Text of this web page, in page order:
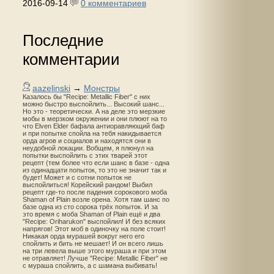
2016-09-14 0 комментариев
Последние
комментарии
aazelinski → Монстры
Казалось бы "Recipe: Metallic Fiber" с них
можно быстро выспойлить... Высокий шанс...
Но это - теоретически. А на деле это мерзкие
мобы в мерзком окружении и они плюют на то
что Elven Elder бафала антиоравляющий баф
и при попытке спойла на тебя накидывается
орда агров и социалов и находятся они в
неудобной локации. Вобщем, я плюнул на
попытки выспойлить с этих тварей этот
рецепт (тем более что если шанс в базе - одна
из одинадцати попыток, то это не значит так и
будет! Может и с сотни попыток не
выспойлиться! Корейский рандом! Выбил
рецепт где-то после падения сорокового моба
Shaman of Plain возле орена. Хотя там шанс по
базе одна из сто сорока трёх попыток. И за
это время с моба Shaman of Plain ещё и два
"Recipe: Oriharukon" выспойлил! И без всяких
напрягов! Этот моб в одиночку на поле стоит!
Никакая орда мурашей вокруг него его
спойлить и бить не мешает! И он всего лишь
на три левела выше этого мураша и при этом
не отравляет! Лучше "Recipe: Metallic Fiber" не
с мураша спойлить, а с шамана выбивать!